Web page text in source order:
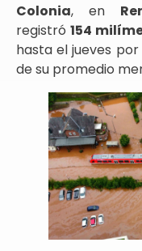
Colonia, en
registró 154
hasta el jueves
de su promedio